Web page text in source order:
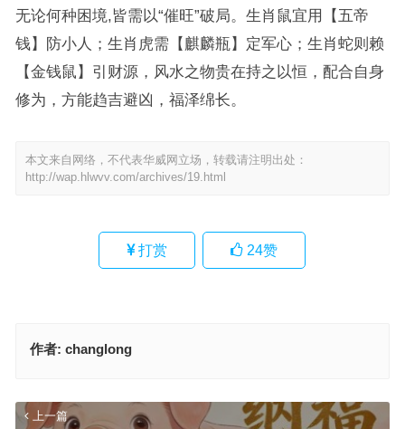
无论何种困境,皆需以“催旺”破局。生肖鼠宜用【五帝
钱】防小人；生肖虎需【麒麟瓶】定军心；生肖蛇则赖
【金钱鼠】引财源，风水之物贵在持之以恒，配合自身
修为，方能趋吉避凶，福泽绵长。
本文来自网络，不代表华威网立场，转载请注明出处：
http://wap.hlwvv.com/archives/19.html
打赏 24赞
作者: changlong
上一篇